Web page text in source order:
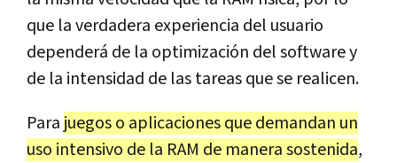
que la verdadera experiencia del usuario
dependerá de la optimización del software y
de la intensidad de las tareas que se realicen.
Para juegos o aplicaciones que demandan un
uso intensivo de la RAM de manera sostenida,